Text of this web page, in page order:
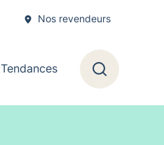
Nos revendeurs
Tendances
Recherche